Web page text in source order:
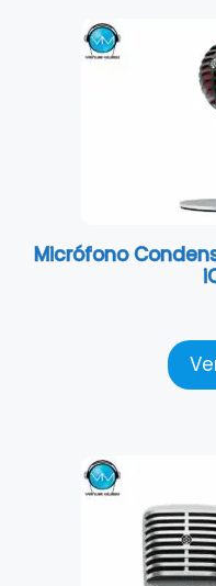
Micrófono